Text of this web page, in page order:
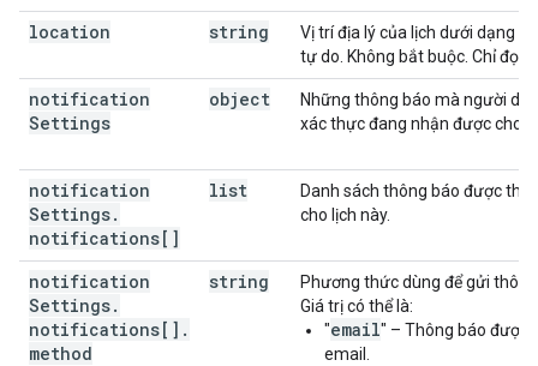
location string
Vị trí địa lý của lịch dưới dạng
tự do. Không bắt buộc. Chỉ đọc.
notification
Settings
object
Những thông báo mà người
xác thực đang nhận được cho
notification
Settings.
notifications[]
list
Danh sách thông báo được
cho lịch này.
notification
Settings.
notifications[] .
method
string
Phương thức dùng để gửi
Giá trị có thể là:
"email" – Thông báo được
email.